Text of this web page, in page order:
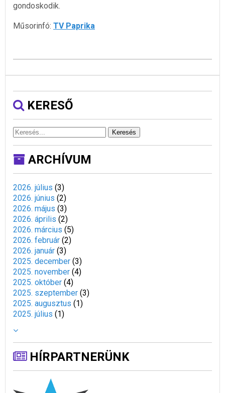
gondoskodik.
Műsorinfó: TV Paprika
KERESŐ
Keresés
ARCHÍVUM
2026. július (3)
2026. június (2)
2026. május (3)
2026. április (2)
2026. március (5)
2026. február (2)
2026. január (3)
2025. december (3)
2025. november (4)
2025. október (4)
2025. szeptember (3)
2025. augusztus (1)
2025. július (1)
HÍRPARTNERÜNK